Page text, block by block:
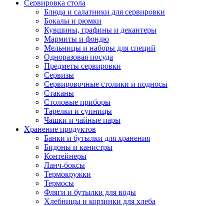
Сервировка стола
Блюда и салатники для сервировки
Бокалы и рюмки
Кувшины, графины и декантеры
Мармиты и фондю
Мельницы и наборы для специй
Одноразовая посуда
Предметы сервировки
Сервизы
Сервировочные столики и подносы
Стаканы
Столовые приборы
Тарелки и супницы
Чашки и чайные пары
Хранение продуктов
Банки и бутылки для хранения
Бидоны и канистры
Контейнеры
Ланч-боксы
Термокружки
Термосы
Фляги и бутылки для воды
Хлебницы и корзинки для хлеба